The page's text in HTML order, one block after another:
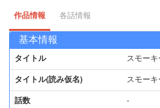
作品情報 各話情報
基本情報
タイトル スモー
タイトル(読み仮名) スモーキ
話数 -